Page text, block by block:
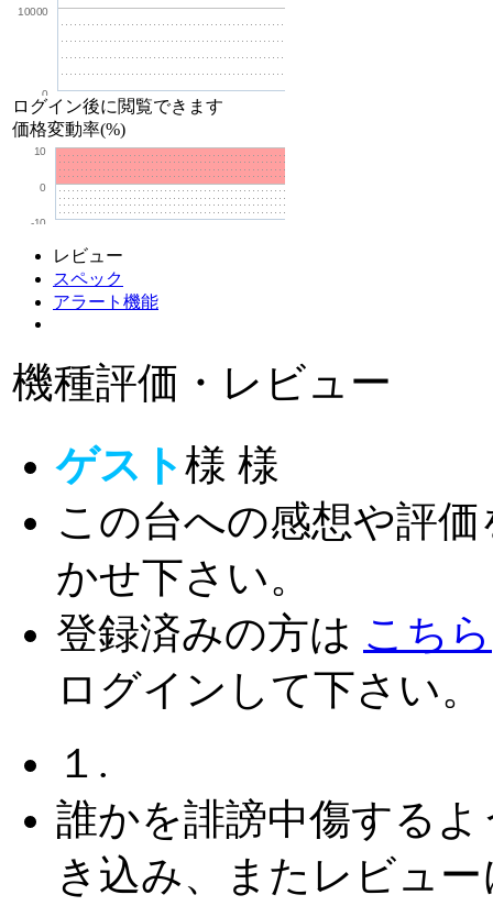
0
10000
ログイン後に閲覧できます
価格変動率(%)
-10
0
10
レビュー
スペック
アラート機能
機種評価・レビュー
ゲスト様 様
この台への感想や評価
かせ下さい。
登録済みの方は こちら
ログインして下さい。
１.
誰かを誹謗中傷するよ
き込み、またレビュー